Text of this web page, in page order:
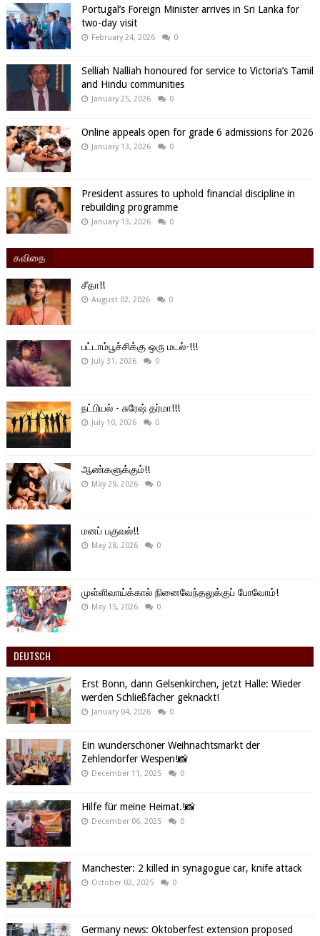
Portugal’s Foreign Minister arrives in Sri Lanka for
two-day visit
February 24, 2026 0
Selliah Nalliah honoured for service to Victoria’s Tamil
and Hindu communities
January 25, 2026 0
Online appeals open for grade 6 admissions for 2026
January 13, 2026 0
President assures to uphold financial discipline in
rebuilding programme
January 13, 2026 0
கவிதை
சீதா!!
August 02, 2026 0
பட்டாம்பூச்சிக்கு ஒரு மடல்-!!!
July 31, 2026 0
நட்பியல் - சுரேஷ் தர்மா!!!
July 10, 2026 0
ஆண்களுக்கும்!!
May 29, 2026 0
மனப் பகுவல்!!
May 28, 2026 0
முள்ளிவாய்க்கால் நினைவேந்தலுக்குப் போவோம்!
May 15, 2026 0
DEUTSCH
Erst Bonn, dann Gelsenkirchen, jetzt Halle: Wieder
werden Schließfächer geknackt!
January 04, 2026 0
Ein wunderschöner Weihnachtsmarkt der
Zehlendorfer Wespen!📸
December 11, 2025 0
Hilfe für meine Heimat.!📸
December 06, 2025 0
Manchester: 2 killed in synagogue car, knife attack
October 02, 2025 0
Germany news: Oktoberfest extension proposed